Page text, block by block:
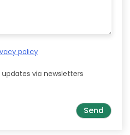
policy
via newsletters